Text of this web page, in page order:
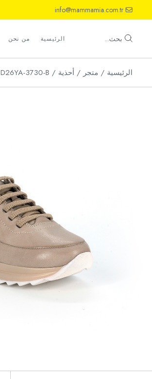
the
info@mammamia.com.tr
بحث... الرئيسية من نحن
أحذية
أحذية
صنادل
الرئيسية
متجر أحذية D26YA-3730-B